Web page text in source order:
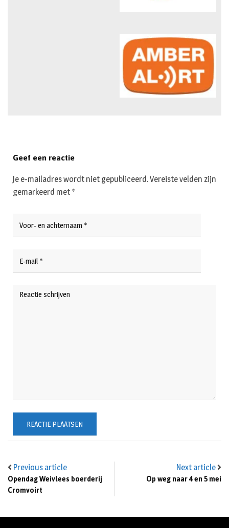
Previous article
Opendag Weivlees boerderij
Cromvoirt
Next article
Op weg naar 4 en 5 mei
Geef een reactie
Je e-mailadres wordt niet gepubliceerd.Vereiste velden zijn
gemarkeerd met *